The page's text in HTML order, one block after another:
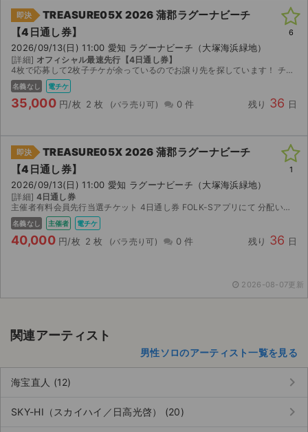
即決
TREASURE05X 2026 蒲郡ラグーナビーチ
【4日通し券】
2026/09/13(日) 11:00 愛知 ラグーナビーチ（大塚海浜緑地）
[詳細] オフィシャル最速先行【4日通し券】
4枚で応募して2枚子チケが余っているのでお譲り先を探しています！ チケットが発券され次第、すぐリンクを送付させていただきます。 値下げ希望の方はコメントください。
名義なし 電チケ
35,000 円/枚 2 枚 0 件 残り 36 日
6
即決
TREASURE05X 2026 蒲郡ラグーナビーチ
【4日通し券】
2026/09/13(日) 11:00 愛知 ラグーナビーチ（大塚海浜緑地）
[詳細] 4日通し券
主催者有料会員先行当選チケット 4日通し券 FOLK-Sアプリにて 分配いたします 分配開始は8/28 20時以降です
名義なし 主催者 電チケ
40,000 円/枚 2 枚 0 件 残り 36 日
1
2026-08-07更新
関連アーティスト
男性ソロのアーティスト一覧を見る
海宝直人 (12) keyboard_arrow_right
SKY-HI（スカイハイ／日高光啓） (20) keyboard_arrow_right